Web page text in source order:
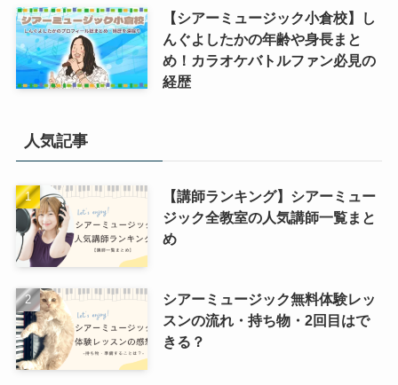
【シアーミュージック小倉校】し
んぐよしたかの年齢や身長まと
め！カラオケバトルファン必見の
経歴
人気記事
【講師ランキング】シアーミュー
ジック全教室の人気講師一覧まと
め
シアーミュージック無料体験レッ
スンの流れ・持ち物・2回目はで
きる？